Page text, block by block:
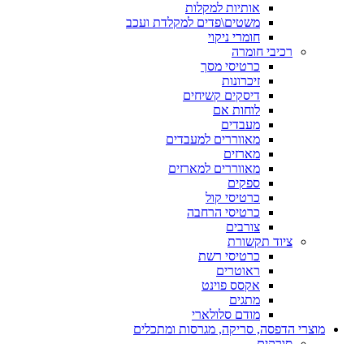
אותיות למקלות
משטים\פדים למקלדת ועכב
חומרי ניקוי
רכיבי חומרה
כרטיסי מסך
זיכרונות
דיסקים קשיחים
לוחות אם
מעבדים
מאווררים למעבדים
מארזים
מאווררים למארזים
ספקים
כרטיסי קול
כרטיסי הרחבה
צורבים
ציוד תקשורת
כרטיסי רשת
ראוטרים
אקסס פוינט
מתגים
מודם סלולארי
הדפסה, סריקה, מגרסות ומתכלים